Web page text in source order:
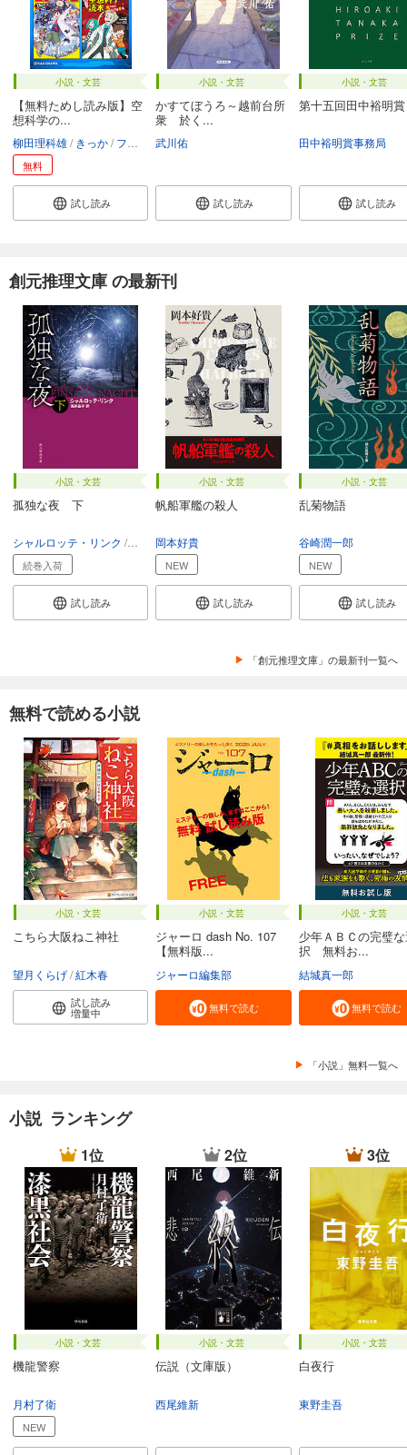
小説・文芸
【無料ためし読み版】空
想科学の...
柳田理科雄 きっか フルカワマモる しいたけ元帥
無料
試し読み
小説・文芸
かすてぼうろ～越前台所
衆 於く...
武川佑
試し読み
小説・文芸
第十五回田中裕明賞
田中裕明賞事務局
試し読み
創元推理文庫 の最新刊
小説・文芸
孤独な夜 下
シャルロッテ・リンク 浅井晶子
続巻入荷
試し読み
小説・文芸
帆船軍艦の殺人
岡本好貴
NEW
試し読み
小説・文芸
乱菊物語
谷崎潤一郎
NEW
試し読み
「創元推理文庫」の最新刊一覧へ
無料で読める小説
小説・文芸
こちら大阪ねこ神社
望月くらげ 紅木春
試し読み
増量中
小説・文芸
ジャーロ dash No. 107
【無料版...
ジャーロ編集部
無料で読む
小説・文芸
少年ＡＢＣの完璧
択 無料お...
結城真一郎
無料で読む
「小説」無料一覧へ
小説 ランキング
1位
小説・文芸
機龍警察
月村了衛
NEW
2位
小説・文芸
伝説（文庫版）
西尾維新
3位
小説・文芸
白夜行
東野圭吾